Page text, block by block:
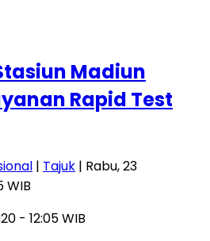
Madiun
Rapid Test
| Tajuk | Rabu, 23
WIB
- 12:05 WIB